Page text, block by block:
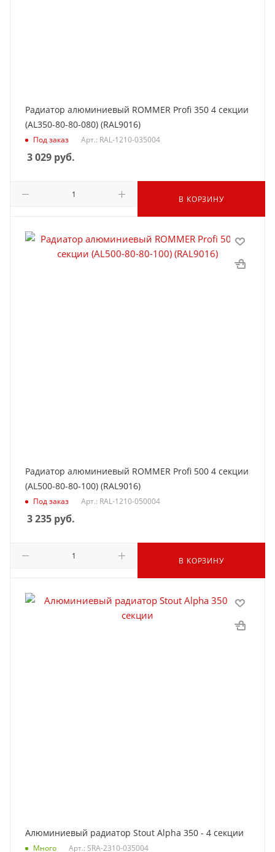
Радиатор алюминиевый ROMMER Profi 350 4 секции
(AL350-80-80-080) (RAL9016)
Под заказ Арт.: RAL-1210-035004
3 029 руб.
В КОРЗИНУ
Радиатор алюминиевый ROMMER Profi 500 4 секции
(AL500-80-80-100) (RAL9016)
Под заказ Арт.: RAL-1210-050004
3 235 руб.
В КОРЗИНУ
Алюминиевый радиатор Stout Alpha 350 - 4 секции
Много Арт.: SRA-2310-035004